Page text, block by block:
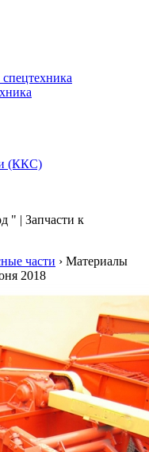
(ККС)
" | Запчасти к
части › Материалы
2018